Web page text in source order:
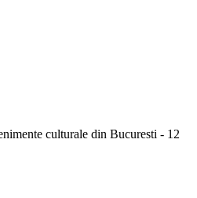
culturale din Bucuresti - 12